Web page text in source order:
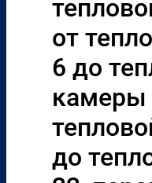
от
6 до
камеры
до